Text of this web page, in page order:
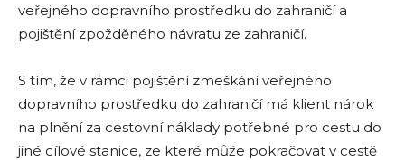
veřejného dopravního prostředku do zahraničí a
pojištění zpožděného návratu ze zahraničí.
S tím, že v rámci pojištění zmeškání veřejného
dopravního prostředku do zahraničí má klient nárok
na plnění za cestovní náklady potřebné pro cestu do
jiné cílové stanice, ze které může pokračovat v cestě